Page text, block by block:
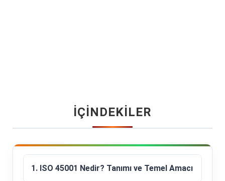
İÇİNDEKİLER
1. ISO 45001 Nedir? Tanımı ve Temel Amacı